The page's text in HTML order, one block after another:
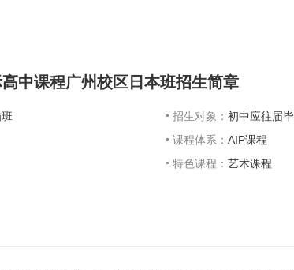
中课程广州校区日本班招生简章
招生对象：初中应往届
课程体系：AIP课程
特色课程：艺术课程